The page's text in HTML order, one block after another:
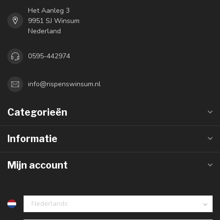
Het Aanleg 3
9951 SJ Winsum
Nederland
0595-442974
info@rispenswinsum.nl
Categorieën
Informatie
Mijn account